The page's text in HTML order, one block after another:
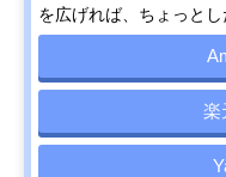
を広げれば、ちょっとし
楽